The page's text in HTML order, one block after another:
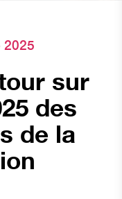
2025
sur
des
de la